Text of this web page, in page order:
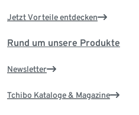
Jetzt Vorteile entdecken
Rund um unsere Produkte
Newsletter
Tchibo Kataloge & Magazine